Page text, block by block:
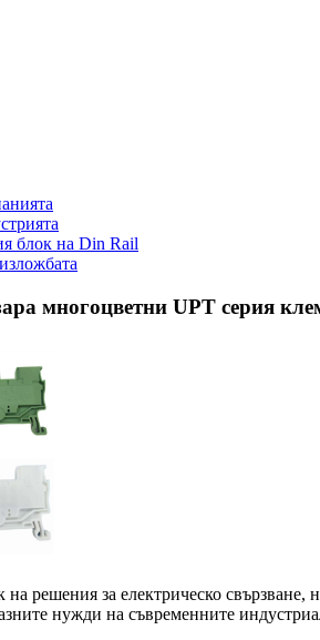
блок на Din Rail
многоцветни UPT серия
решения за електрическо свързване,
нужди на съвременните